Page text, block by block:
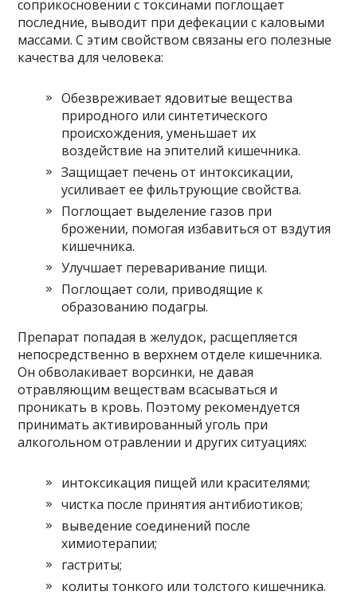
соприкосновении с токсинами поглощает
последние, выводит при дефекации с каловыми
массами. С этим свойством связаны его полезные
качества для человека:
Обезвреживает ядовитые вещества
природного или синтетического
происхождения, уменьшает их
воздействие на эпителий кишечника.
Защищает печень от интоксикации,
усиливает ее фильтрующие свойства.
Поглощает выделение газов при
брожении, помогая избавиться от вздутия
кишечника.
Улучшает переваривание пищи.
Поглощает соли, приводящие к
образованию подагры.
Препарат попадая в желудок, расщепляется
непосредственно в верхнем отделе кишечника.
Он обволакивает ворсинки, не давая
отравляющим веществам всасываться и
проникать в кровь. Поэтому рекомендуется
принимать активированный уголь при
алкогольном отравлении и других ситуациях:
интоксикация пищей или красителями;
чистка после принятия антибиотиков;
выведение соединений после
химиотерапии;
гастриты;
колиты тонкого или толстого кишечника.